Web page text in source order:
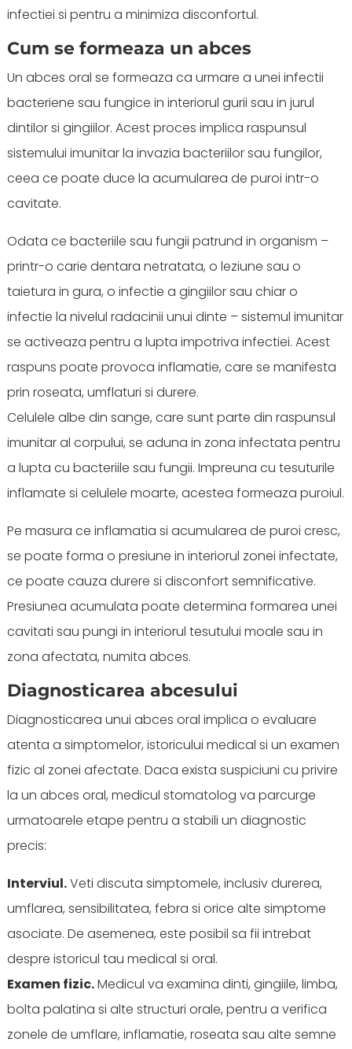
infectiei si pentru a minimiza disconfortul.
Cum se formeaza un abces
Un abces oral se formeaza ca urmare a unei infectii
bacteriene sau fungice in interiorul gurii sau in jurul
dintilor si gingiilor. Acest proces implica raspunsul
sistemului imunitar la invazia bacteriilor sau fungilor,
ceea ce poate duce la acumularea de puroi intr-o
cavitate.
Odata ce bacteriile sau fungii patrund in organism –
printr-o carie dentara netratata, o leziune sau o
taietura in gura, o infectie a gingiilor sau chiar o
infectie la nivelul radacinii unui dinte – sistemul imunitar
se activeaza pentru a lupta impotriva infectiei. Acest
raspuns poate provoca inflamatie, care se manifesta
prin roseata, umflaturi si durere.
Celulele albe din sange, care sunt parte din raspunsul
imunitar al corpului, se aduna in zona infectata pentru
a lupta cu bacteriile sau fungii. Impreuna cu tesuturile
inflamate si celulele moarte, acestea formeaza puroiul.
Pe masura ce inflamatia si acumularea de puroi cresc,
se poate forma o presiune in interiorul zonei infectate,
ce poate cauza durere si disconfort semnificative.
Presiunea acumulata poate determina formarea unei
cavitati sau pungi in interiorul tesutului moale sau in
zona afectata, numita abces.
Diagnosticarea abcesului
Diagnosticarea unui abces oral implica o evaluare
atenta a simptomelor, istoricului medical si un examen
fizic al zonei afectate. Daca exista suspiciuni cu privire
la un abces oral, medicul stomatolog va parcurge
urmatoarele etape pentru a stabili un diagnostic
precis:
Interviul.Veti discuta simptomele, inclusiv durerea,
umflarea, sensibilitatea, febra si orice alte simptome
asociate. De asemenea, este posibil sa fii intrebat
despre istoricul tau medical si oral.
Examen fizic.Medicul va examina dinti, gingiile, limba,
bolta palatina si alte structuri orale, pentru a verifica
zonele de umflare, inflamatie, roseata sau alte semne